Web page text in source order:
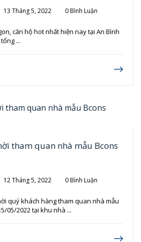
13 Tháng 5, 2022 0 Bình Luận
căn hộ hot nhất hiện nay tại An Bình
...
tham quan nhà mẫu Bcons
12 Tháng 5, 2022 0 Bình Luận
quý khách hàng tham quan nhà mẫu
05/2022 tại khu nhà ...